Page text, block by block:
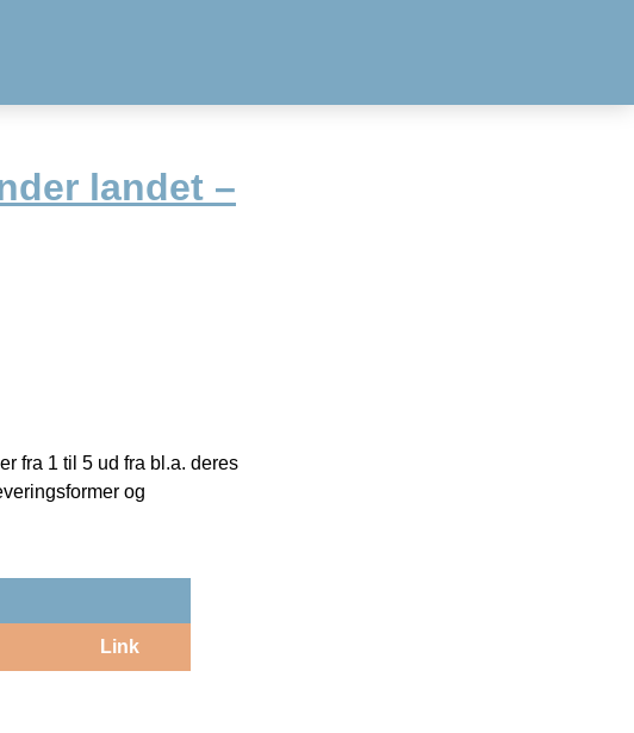
landet –
fra 1 til 5 ud fra bl.a. deres
og
Link